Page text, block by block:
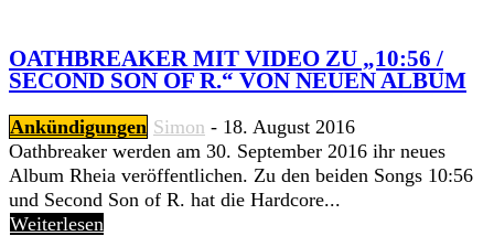
OATHBREAKER MIT VIDEO ZU „10:56 /
SECOND SON OF R.“ VON NEUEN ALBUM
Ankündigungen Simon - 18. August 2016
Oathbreaker werden am 30. September 2016 ihr neues
Album Rheia veröffentlichen. Zu den beiden Songs 10:56
und Second Son of R. hat die Hardcore...
Weiterlesen